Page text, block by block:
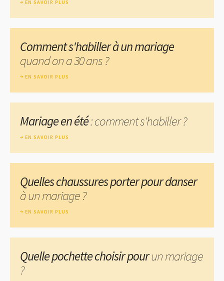
EN SAVOIR PLUS
Comment s'habiller à un mariage
quand on a 30 ans ?
EN SAVOIR PLUS
Mariage en été: comment s'habiller ?
EN SAVOIR PLUS
Quelles chaussures porter pour danser
à un mariage ?
EN SAVOIR PLUS
Quelle pochette choisir pourun mariage
?